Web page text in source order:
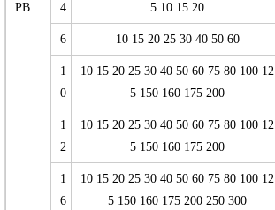
PB 4 5 10 15 20
6 10 15 20 25 30 40 50 60
1
0
10 15 20 25 30 40 50 60 75 80 100 12
5 150 160 175 200
1
2
10 15 20 25 30 40 50 60 75 80 100 12
5 150 160 175 200
1
6
10 15 20 25 30 40 50 60 75 80 100 12
5 150 160 175 200 250 300